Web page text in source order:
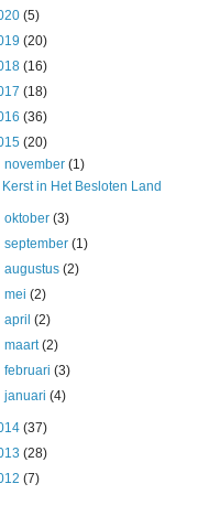
(5)
(20)
(16)
(18)
(36)
(20)
november(1)
Kerst in Het Besloten Land
oktober(3)
september(1)
augustus(2)
mei(2)
april(2)
maart(2)
februari(3)
januari(4)
(37)
(28)
(7)